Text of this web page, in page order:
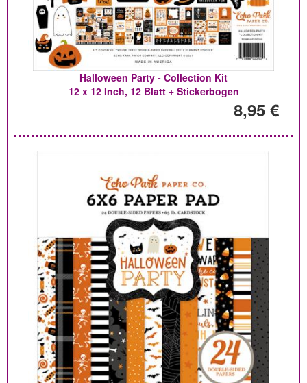
Halloween Party - Collection Kit
12 x 12 Inch, 12 Blatt + Stickerbogen
8,95 €